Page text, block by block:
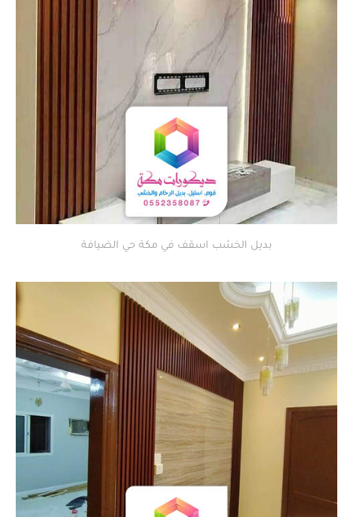
بديل الخشب اسقف في مكة حي الضيافة